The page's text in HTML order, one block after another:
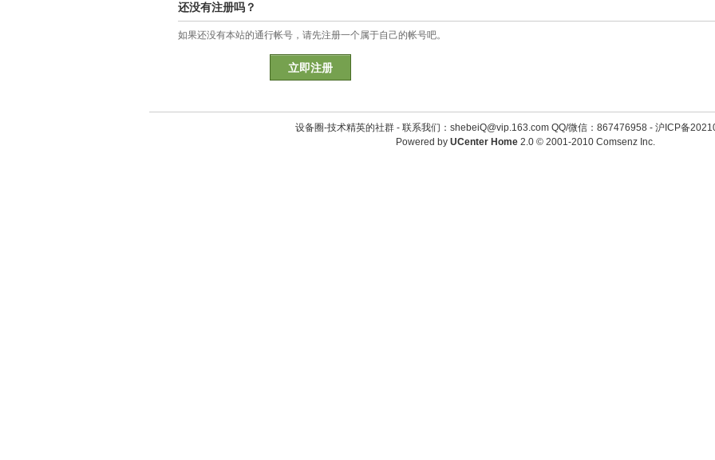
还没有注册吗？
如果还没有本站的通行帐号，请先注册一个属于自己的帐号吧。
立即注册
设备圈-技术精英的社群 - 联系我们：shebeiQ@vip.163.com QQ/微信：867476958- 沪ICP备
Powered by UCenter Home 2.0© 2001-2010 Comsenz Inc.